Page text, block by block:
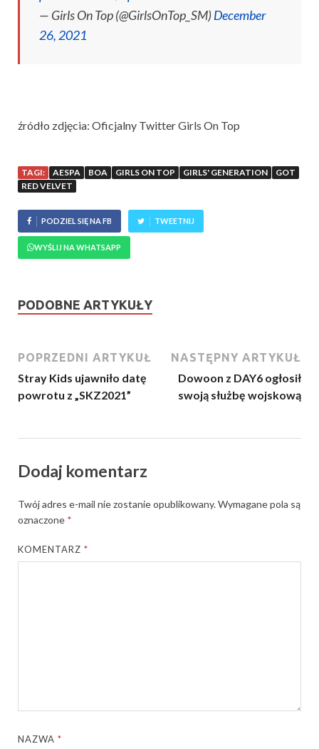
— Girls On Top (@GirlsOnTop_SM)December
26, 2021
źródło zdjęcia: Oficjalny Twitter Girls On Top
TAGI: AESPA BOA GIRLS ON TOP GIRLS' GENERATION
GOT
RED VELVET
PODZIEL SIĘ NA FB TWEETNIJ
WYŚLIJ NA WHATSAPP
PODOBNE ARTYKUŁY
POPRZEDNI ARTYKUŁ
Stray Kids ujawniło datę
powrotu z „SKZ2021”
NASTĘPNY ARTYKUŁ
Dowoon z DAY6 ogłosił
swoją służbę wojskową
Dodaj komentarz
Twój adres e-mail nie zostanie opublikowany.Wymagane pola są
oznaczone *
KOMENTARZ*
NAZWA*